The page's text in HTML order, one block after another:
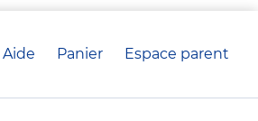
Aide Panier crèche(s)
Espace parent